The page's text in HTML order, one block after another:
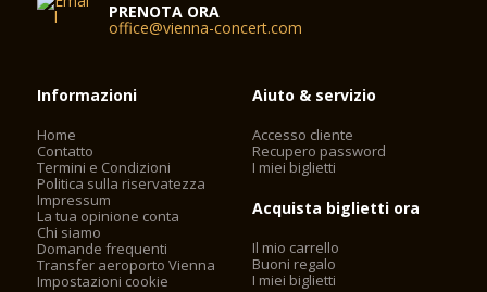
PRENOTA ORA
office@vienna-concert.com
Informazioni
Home
Contatto
Termini e Condizioni
Politica sulla riservatezza
Impressum
La tua opinione conta
Chi siamo
Domande frequenti
Transfer aeroporto Vienna
Impostazioni cookie
Aiuto & servizio
Accesso cliente
Recupero password
I miei biglietti
Acquista biglietti ora
Il mio carrello
Buoni regalo
I miei biglietti